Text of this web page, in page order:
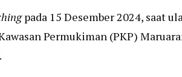
pada 15 Desember 2024, saat
Permukiman (PKP)